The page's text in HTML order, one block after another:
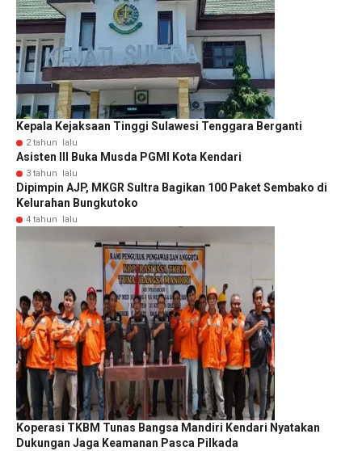
Kepala Kejaksaan Tinggi Sulawesi Tenggara Berganti
2 tahun lalu
Asisten III Buka Musda PGMI Kota Kendari
3 tahun lalu
Dipimpin AJP, MKGR Sultra Bagikan 100 Paket Sembako di
Kelurahan Bungkutoko
4 tahun lalu
Koperasi TKBM Tunas Bangsa Mandiri Kendari Nyatakan
Dukungan Jaga Keamanan Pasca Pilkada